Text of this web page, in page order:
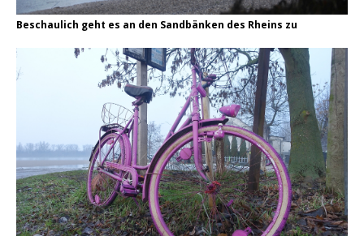
Beschaulich geht es an den Sandbänken des Rheins zu